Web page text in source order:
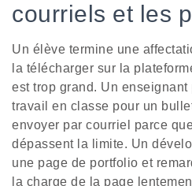
courriels et les
Un élève termine une
la télécharger sur la
est trop grand. Un enseignant
travail en classe pour un
envoyer par courriel parce
dépassent la limite. Un
une page de portfolio et
la charge de la page